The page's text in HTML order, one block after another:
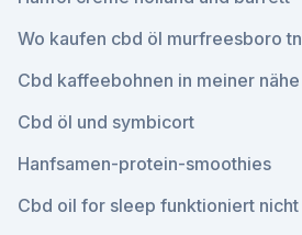
Wo kaufen cbd öl murfreesboro tn
Cbd kaffeebohnen in meiner nähe
Cbd öl und symbicort
Hanfsamen-protein-smoothies
Cbd oil for sleep funktioniert nicht